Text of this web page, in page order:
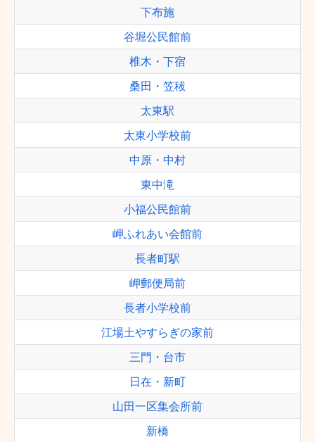
下布施
谷堀公民館前
椎木・下宿
桑田・笠秡
太東駅
太東小学校前
中原・中村
東中滝
小福公民館前
岬ふれあい会館前
長者町駅
岬郵便局前
長者小学校前
江場土やすらぎの家前
三門・台市
日在・新町
山田一区集会所前
新橋